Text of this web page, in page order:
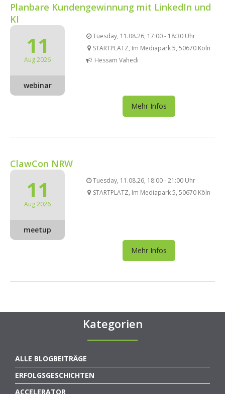
Planbare Kundengewinnung mit LinkedIn und
KI
11
Aug 2026
webinar
Tuesday, 11.08.26, 17:00 - 18:30 Uhr
STARTPLATZ, Im Mediapark 5, 50670 Köln
Hessam Vahedi
Mehr Infos
ClawCon NRW
11
Aug 2026
meetup
Tuesday, 11.08.26, 18:00 - 21:00 Uhr
STARTPLATZ, Im Mediapark 5, 50670 Köln
Mehr Infos
Kategorien
ALLE BLOGBEITRÄGE
ERFOLGSGESCHICHTEN
ACCELERATOR